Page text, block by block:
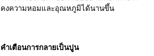
คงความหอมและอุณหภูมิได้นานขึ้น
คำเตือนการกลายเป็นปูน